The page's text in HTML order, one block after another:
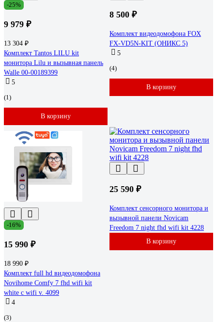
-25%
9 979 ₽
13 304 ₽
Комплект Tantos LILU kit
монитора Lilu и вызывная панель
Walle 00-00189399
5
(1)
В корзину
8 500 ₽
Комплект видеодомофона FOX
FX-VD5N-KIT (ОНИКС 5)
5
(4)
В корзину
-16%
15 990 ₽
18 990 ₽
Комплект full hd видеодомофона
Novihome Comfy 7 fhd wifi kit
white с wifi v. 4099
4
(3)
25 590 ₽
Комплект сенсорного монитора и
вызывной панели Novicam
Freedom 7 night fhd wifi kit 4228
В корзину